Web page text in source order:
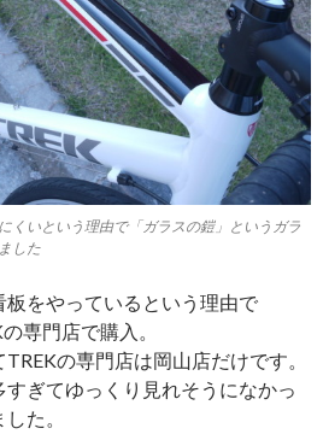
くいという理由で「ガラスの鎧」というガラ
した
をやっているという理由で
専門店で購入。
の専門店は岡山店だけです。
ぎてゆっくり見れそうになかっ
た。